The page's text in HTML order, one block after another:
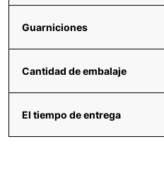
Guarniciones
Cantidad de embalaje
El tiempo de entrega